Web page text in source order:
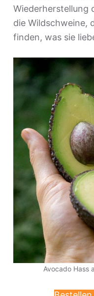
Wiederherstellung
die Wildschweine,
finden, was sie
Avocado Hass